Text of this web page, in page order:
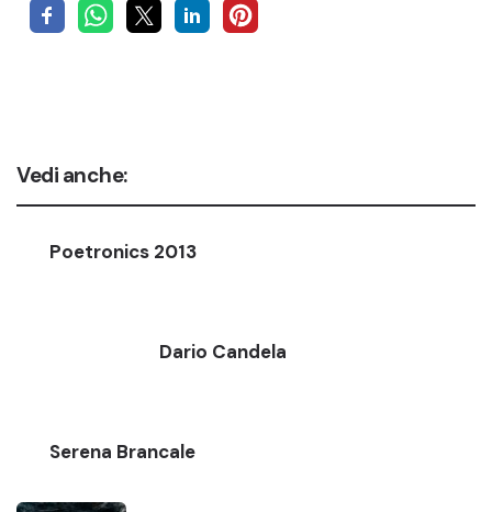
Vedi anche:
Poetronics 2013
Dario Candela
Serena Brancale